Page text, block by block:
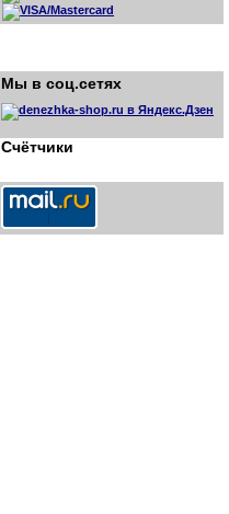
Мы в соц.сетях
Счётчики